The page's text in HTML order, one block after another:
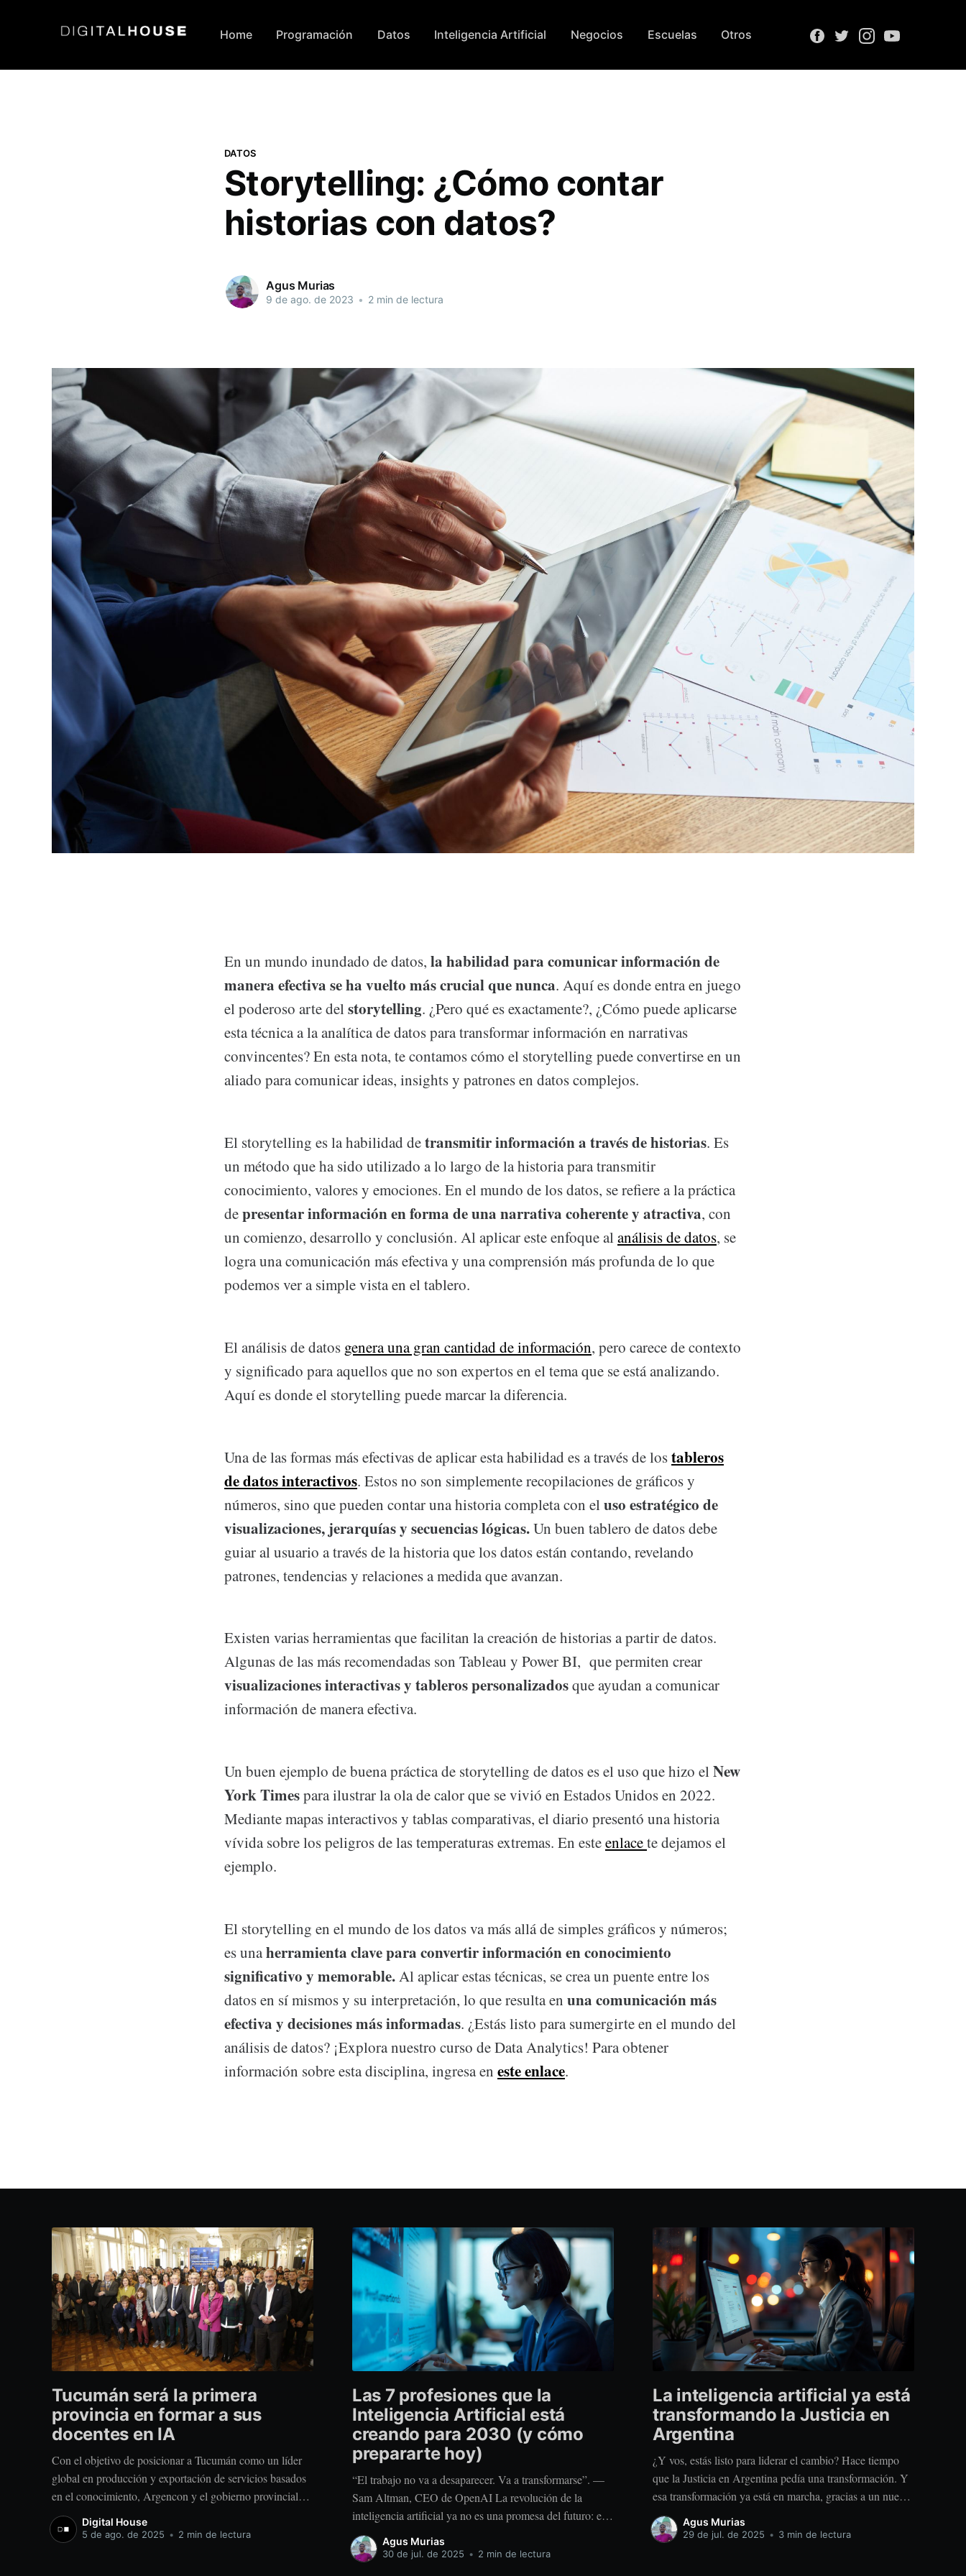
Home Programación Datos Inteligencia Artificial Negocios Escuelas Otros
DATOS
Storytelling: ¿Cómo contar
historias con datos?
Agus Murias
9 de ago. de 2023 • 2 min de lectura
En un mundo inundado de datos, la habilidad para comunicar información de
manera efectiva se ha vuelto más crucial que nunca. Aquí es donde entra en juego
el poderoso arte delstorytelling. ¿Pero qué es exactamente?, ¿Cómo puede aplicarse
esta técnica a la analítica de datos para transformar información en narrativas
convincentes? En esta nota, te contamos cómo el storytelling puede convertirse en un
aliado para comunicar ideas, insights y patrones en datos complejos.
El storytelling es la habilidad detransmitir información a través de historias. Es
un método que ha sido utilizado a lo largo de la historia para transmitir
conocimiento, valores y emociones. En el mundo de los datos, se refiere a la práctica
depresentar información en forma de una narrativa coherente y atractiva, con
un comienzo, desarrollo y conclusión. Al aplicar este enfoque alanálisis de datos, se
logra una comunicación más efectiva y una comprensión más profunda de lo que
podemos ver a simple vista en el tablero.
El análisis de datos genera una gran cantidad de información, pero carece de contexto
y significado para aquellos que no son expertos en el tema que se está analizando.
Aquí es donde el storytelling puede marcar la diferencia.
Una de las formas más efectivas de aplicar esta habilidad es a través de lostableros
de datos interactivos. Estos no son simplemente recopilaciones de gráficos y
números, sino que pueden contar una historia completa con eluso estratégico de
visualizaciones, jerarquías y secuencias lógicas.Un buen tablero de datos debe
guiar al usuario a través de la historia que los datos están contando, revelando
patrones, tendencias y relaciones a medida que avanzan.
Existen varias herramientas que facilitan la creación de historias a partir de datos.
Algunas de las más recomendadas son Tableau y Power BI, que permiten crear
visualizaciones interactivas y tableros personalizadosque ayudan a comunicar
información de manera efectiva.
Un buen ejemplo de buena práctica de storytelling de datos es el uso que hizo elNew
York Timespara ilustrar la ola de calor que se vivió en Estados Unidos en 2022.
Mediante mapas interactivos y tablas comparativas, el diario presentó una historia
vívida sobre los peligros de las temperaturas extremas. En esteenlacete dejamos el
ejemplo.
El storytelling en el mundo de los datos va más allá de simples gráficos y números;
es unaherramienta clave para convertir información en conocimiento
significativo y memorable.Al aplicar estas técnicas, se crea un puente entre los
datos en sí mismos y su interpretación, lo que resulta en una comunicación más
efectiva y decisiones más informadas. ¿Estás listo para sumergirte en el mundo del
análisis de datos? ¡Explora nuestro curso de Data Analytics! Para obtener
información sobre esta disciplina, ingresa en este enlace.
Tucumán será la primera
provincia en formar a sus
docentes en IA
Con el objetivo de posicionar a Tucumán como un líder
global en producción y exportación de servicios basados
en el conocimiento, Argencon y el gobierno provincial
lanzan un programa pionero de capacitación docente en
Inteligencia Artificial que beneficiará a más de 25.000
Digital House
5 de ago. de 2025 • 2 min de lectura
Las 7 profesiones que la
Inteligencia Artificial está
creando para 2030 (y cómo
prepararte hoy)
“El trabajo no va a desaparecer. Va a transformarse”. —
Sam Altman, CEO de OpenAI La revolución de la
inteligencia artificial ya no es una promesa del futuro: es
el presente. Y aunque muchas personas temen perder su
empleo por culpa de esta tecnología, la otra cara de la
Agus Murias
30 de jul. de 2025 • 2 min de lectura
La inteligencia artificial ya está
transformando la Justicia en
Argentina
¿Y vos, estás listo para liderar el cambio? Hace tiempo
que la Justicia en Argentina pedía una transformación. Y
esa transformación ya está en marcha, gracias a un nuevo
aliado que llegó para potenciar el trabajo humano: la
Inteligencia Artificial Generativa. Sí, la misma tecnología
Agus Murias
29 de jul. de 2025 • 3 min de lectura